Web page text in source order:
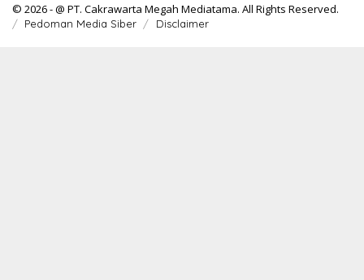
© 2026 - @ PT. Cakrawarta Megah Mediatama. All Rights Reserved.
Pedoman Media Siber Disclaimer